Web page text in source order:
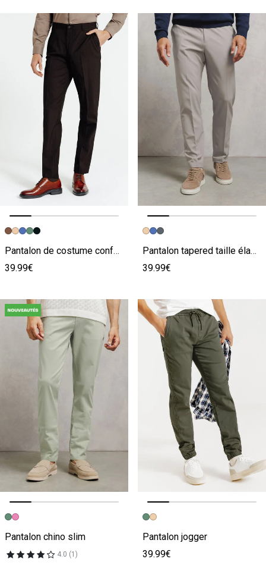
Image précédente
Image suivante
Pantalon de costume confort uni
39.99€
Image précédente
Image suivante
Pantalon tapered taille élastiquée
39.99€
Image précédente
Image suivante
Pantalon chino slim
4.0 (1)
Image précédente
Image suivante
Pantalon jogger
39.99€